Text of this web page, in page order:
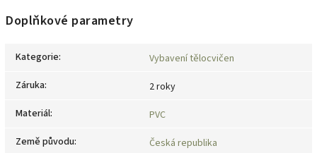
Doplňkové parametry
Kategorie:
Vybavení tělocvičen
Záruka:
2 roky
Materiál:
PVC
Země původu: Česká republika